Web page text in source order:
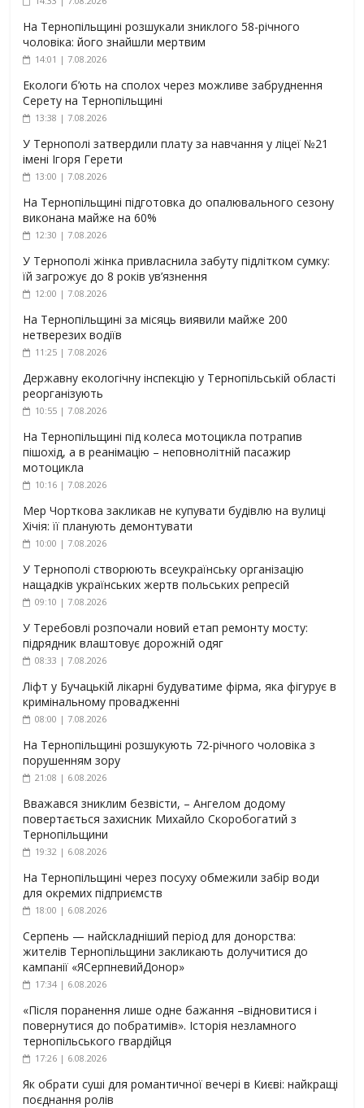
На Тернопільщині розшукали зниклого 58-річного
чоловіка: його знайшли мертвим
14:01 | 7.08.2026
Екологи б’ють на сполох через можливе забруднення
Серету на Тернопільщині
13:38 | 7.08.2026
У Тернополі затвердили плату за навчання у ліцеї №21
імені Ігоря Герети
13:00 | 7.08.2026
На Тернопільщині підготовка до опалювального сезону
виконана майже на 60%
12:30 | 7.08.2026
У Тернополі жінка привласнила забуту підлітком сумку:
їй загрожує до 8 років ув’язнення
12:00 | 7.08.2026
На Тернопільщині за місяць виявили майже 200
нетверезих водіїв
11:25 | 7.08.2026
Державну екологічну інспекцію у Тернопільській області
реорганізують
10:55 | 7.08.2026
На Тернопільщині під колеса мотоцикла потрапив
пішохід, а в реанімацію – неповнолітній пасажир
мотоцикла
10:16 | 7.08.2026
Мер Чорткова закликав не купувати будівлю на вулиці
Хічія: її планують демонтувати
10:00 | 7.08.2026
У Тернополі створюють всеукраїнську організацію
нащадків українських жертв польських репресій
09:10 | 7.08.2026
У Теребовлі розпочали новий етап ремонту мосту:
підрядник влаштовує дорожній одяг
08:33 | 7.08.2026
Ліфт у Бучацькій лікарні будуватиме фірма, яка фігурує в
кримінальному провадженні
08:00 | 7.08.2026
На Тернопільщині розшукують 72-річного чоловіка з
порушенням зору
21:08 | 6.08.2026
Вважався зниклим безвісти, – Ангелом додому
повертається захисник Михайло Скоробогатий з
Тернопільщини
19:32 | 6.08.2026
На Тернопільщині через посуху обмежили забір води
для окремих підприємств
18:00 | 6.08.2026
Серпень — найскладніший період для донорства:
жителів Тернопільщини закликають долучитися до
кампанії «ЯСерпневийДонор»
17:34 | 6.08.2026
«Після поранення лише одне бажання –відновитися і
повернутися до побратимів». Історія незламного
тернопільського гвардійця
17:26 | 6.08.2026
Як обрати суші для романтичної вечері в Києві: найкращі
поєднання ролів